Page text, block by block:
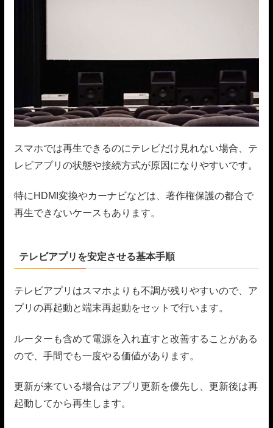
スマホでは再生できるのにテレビだけ見れない場合、テ
レビアプリの状態や接続方式が原因になりやすいです。
特にHDMI変換やカーナビなどは、著作権保護の都合で
再生できないケースもあります。
テレビアプリを安定させる基本手順
テレビアプリはスマホよりも不調が残りやすいので、ア
プリの再起動と端末再起動をセットで行います。
ルーターも含めて電源を入れ直すと改善することがある
ので、手間でも一度やる価値があります。
更新が来ている場合はアプリ更新を優先し、更新後は再
起動してから再生します。